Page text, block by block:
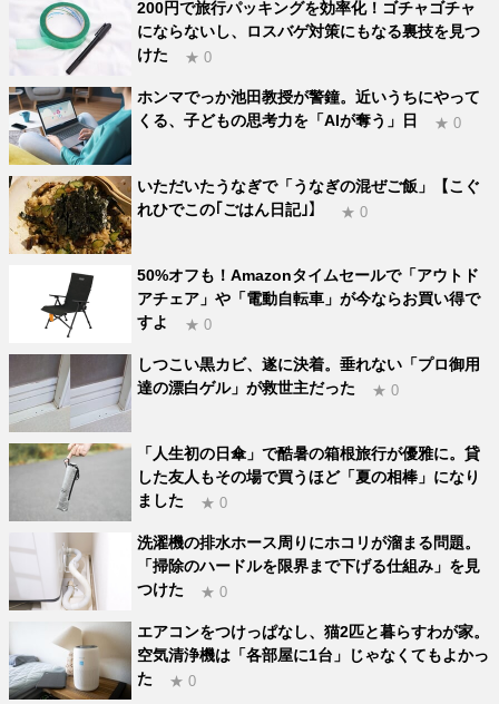
200円で旅行パッキングを効率化！ゴチャゴチャ
にならないし、ロスバゲ対策にもなる裏技を見つ
けた
★ 0
ホンマでっか池田教授が警鐘。近いうちにやって
くる、子どもの思考力を「AIが奪う」日
★ 0
いただいたうなぎで「うなぎの混ぜご飯」【こぐ
れひでこの｢ごはん日記｣】
★ 0
50%オフも！Amazonタイムセールで「アウトド
アチェア」や「電動自転車」が今ならお買い得で
すよ
★ 0
しつこい黒カビ、遂に決着。垂れない「プロ御用
達の漂白ゲル」が救世主だった
★ 0
「人生初の日傘」で酷暑の箱根旅行が優雅に。貸
した友人もその場で買うほど「夏の相棒」になり
ました
★ 0
洗濯機の排水ホース周りにホコリが溜まる問題。
「掃除のハードルを限界まで下げる仕組み」を見
つけた
★ 0
エアコンをつけっぱなし、猫2匹と暮らすわが家。
空気清浄機は「各部屋に1台」じゃなくてもよかっ
た
★ 0